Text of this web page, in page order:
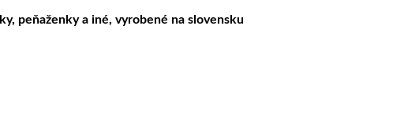
peňaženky a iné, vyrobené na slovensku